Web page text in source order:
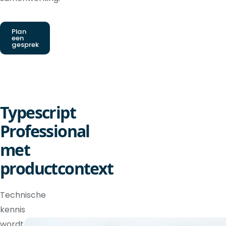
Plan
een
gesprek
Typescript
Professional
met
productcontext
Technische
kennis